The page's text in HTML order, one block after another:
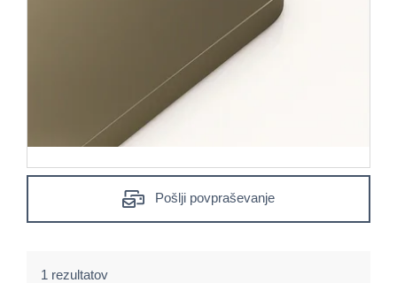
Pošlji povpraševanje
1 rezultatov